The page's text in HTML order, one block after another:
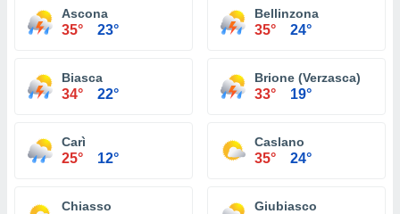
Ascona
35° 23°
Bellinzona
35° 24°
Biasca
34° 22°
Brione (Verzasca)
33° 19°
Carì
25° 12°
Caslano
35° 24°
Chiasso Giubiasco